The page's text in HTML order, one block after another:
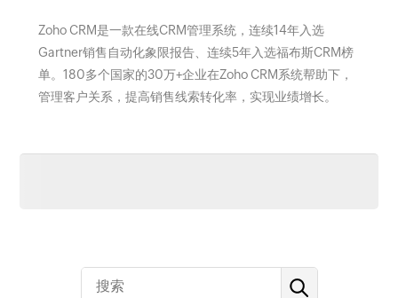
Zoho CRM是一款在线CRM管理系统，连续14年入选
Gartner销售自动化象限报告、连续5年入选福布斯CRM榜
单。180多个国家的30万+企业在Zoho CRM系统帮助下，
管理客户关系，提高销售线索转化率，实现业绩增长。